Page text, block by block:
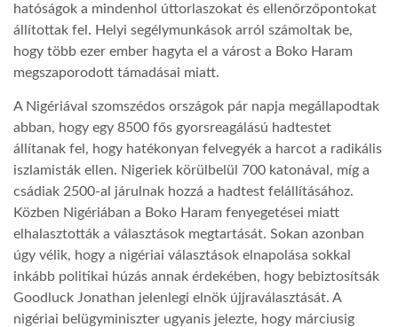
hatóságok a mindenhol úttorlaszokat és ellenőrzőpontokat
állítottak fel. Helyi segélymunkások arról számoltak be,
hogy több ezer ember hagyta el a várost a Boko Haram
megszaporodott támadásai miatt.
A Nigériával szomszédos országok pár napja megállapodtak
abban, hogy egy 8500 fős gyorsreagálású hadtestet
állítanak fel, hogy hatékonyan felvegyék a harcot a radikális
iszlamisták ellen. Nigeriek körülbelül 700 katonával, míg a
csádiak 2500-al járulnak hozzá a hadtest felállításához.
Közben Nigériában a Boko Haram fenyegetései miatt
elhalasztották a választások megtartását. Sokan azonban
úgy vélik, hogy a nigériai választások elnapolása sokkal
inkább politikai húzás annak érdekében, hogy bebiztosítsák
Goodluck Jonathan jelenlegi elnök újjraválasztását. A
nigériai belügyminiszter ugyanis jelezte, hogy márciusig